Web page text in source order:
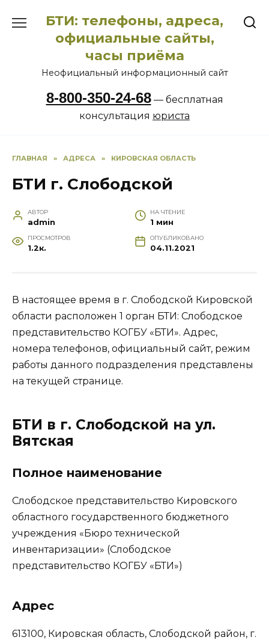
содержанию
БТИ: телефоны, адреса,
официальные сайты,
часы приёма
Неофициальный информационный сайт
8-800-350-24-68— бесплатная
консультация юриста
ГЛАВНАЯ » АДРЕСА » КИРОВСКАЯ ОБЛАСТЬ
БТИ г. Слободской
АВТОР
admin
НА ЧТЕНИЕ
1 мин
ПРОСМОТРОВ
1.2к.
ОПУБЛИКОВАНО
04.11.2021
В настоящее время в г. Слободской Кировской
области расположен 1 орган БТИ: Слободское
представительство КОГБУ «БТИ». Адрес,
номера телефонов, официальный сайт, режим
работы данного подразделения представлены
на текущей странице.
БТИ в г. Слободской на ул.
Вятская
Полное наименование
Слободское представительство Кировского
областного государственного бюджетного
учреждения «Бюро технической
инвентаризации» (Слободское
представительство КОГБУ «БТИ»)
Адрес
613100, Кировская область, Слободской район, г.